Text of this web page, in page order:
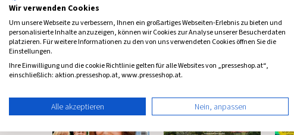
Wir verwenden Cookies
Um unsere Webseite zu verbessern, Ihnen ein großartiges Webseiten-Erlebnis zu bieten und
personalisierte Inhalte anzuzeigen, können wir Cookies zur Analyse unserer Besucherdaten
platzieren. Für weitere Informationen zu den von uns verwendeten Cookies öffnen Sie die
Einstellungen.
Ihre Einwilligung und die cookie Richtlinie gelten für alle Websites von „presseshop.at“,
einschließlich: aktion.presseshop.at, www.presseshop.at.
Alle akzeptieren Nein, anpassen